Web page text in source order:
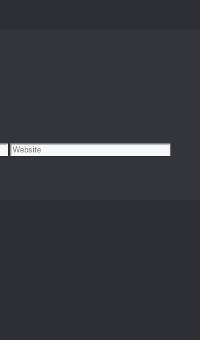
Website